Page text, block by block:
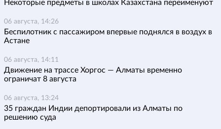
Некоторые предметы в школах Казахстана переименуют
06 августа, 14:26
Беспилотник с пассажиром впервые поднялся в воздух в
Астане
06 августа, 14:11
Движение на трассе Хоргос — Алматы временно
ограничат 8 августа
06 августа, 13:24
35 граждан Индии депортировали из Алматы по
решению суда